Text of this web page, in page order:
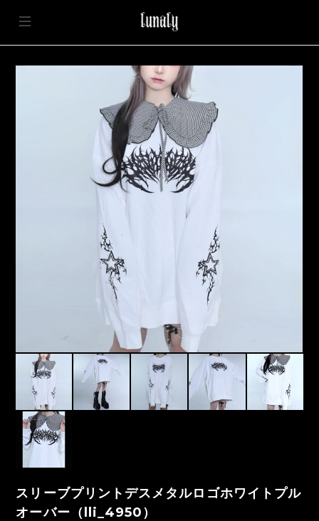
スリーブプリントデスメタルロゴホワイトプル
オーバー（lli_4950）